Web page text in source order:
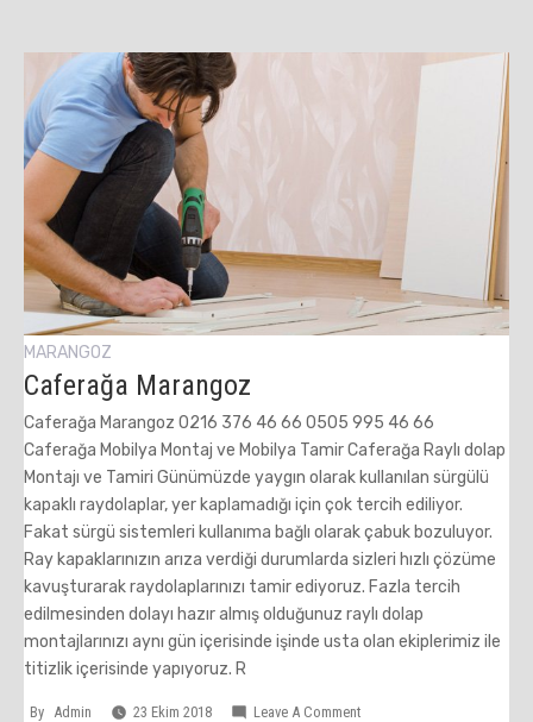
MARANGOZ
Caferağa Marangoz
Caferağa Marangoz 0216 376 46 66 0505 995 46 66
Caferağa Mobilya Montaj ve Mobilya Tamir Caferağa Raylı dolap
Montajı ve Tamiri Günümüzde yaygın olarak kullanılan sürgülü
kapaklı raydolaplar, yer kaplamadığı için çok tercih ediliyor.
Fakat sürgü sistemleri kullanıma bağlı olarak çabuk bozuluyor.
Ray kapaklarınızın arıza verdiği durumlarda sizleri hızlı çözüme
kavuşturarak raydolaplarınızı tamir ediyoruz. Fazla tercih
edilmesinden dolayı hazır almış olduğunuz raylı dolap
montajlarınızı aynı gün içerisinde işinde usta olan ekiplerimiz ile
titizlik içerisinde yapıyoruz. R
By Admin 23 Ekim 2018 Leave A CommentOn